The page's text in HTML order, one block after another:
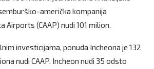
američka kompanija
Airports (CAAP) nudi 101 milion.
investicijama, ponuda Incheona je 132
nudi CAAP. Incheon nudi 35 odsto